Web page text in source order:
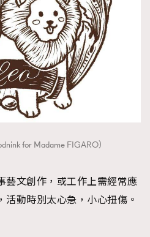
for Madame FIGARO）
藝文創作，或工作上需經常應
動時別太心急，小心扭傷。